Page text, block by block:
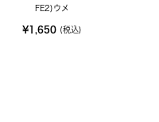
FE2)ウメ
¥1,650 (税込)